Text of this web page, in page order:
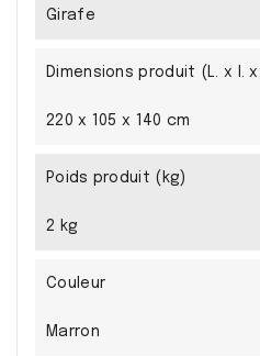
Girafe
Dimensions produit (L. x l. x
220 x 105 x 140 cm
Poids produit (kg)
2 kg
Couleur
Marron